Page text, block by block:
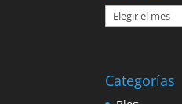
Archivos
Categorías